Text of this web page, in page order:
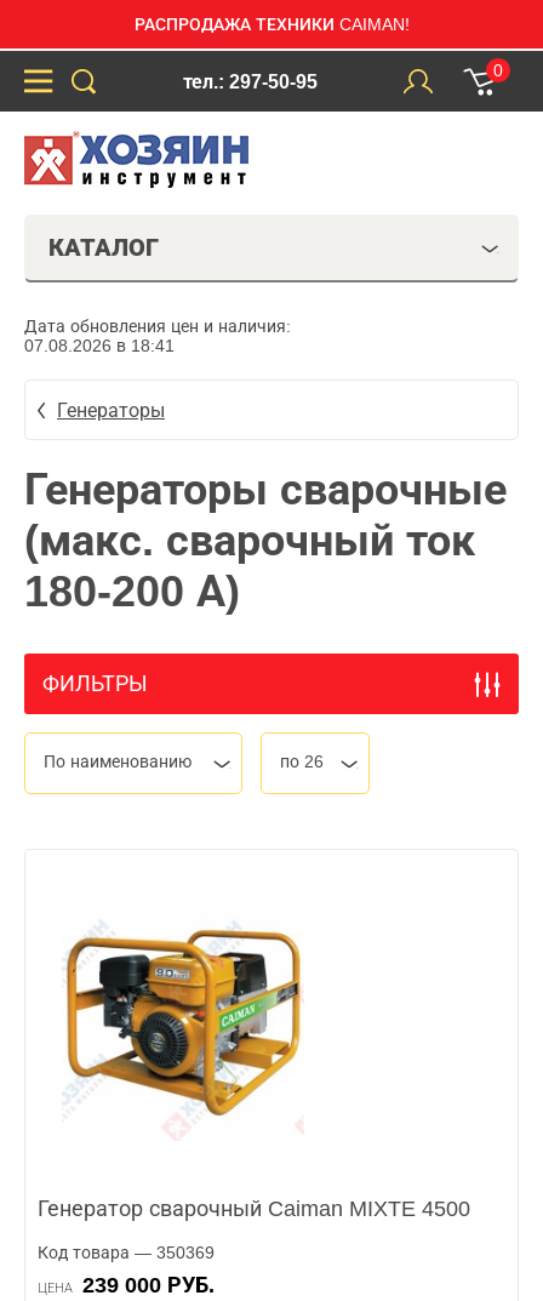
РАСПРОДАЖА ТЕХНИКИ CAIMAN!
тел.: 297-50-95
0
КАТАЛОГ
Дата обновления цен и наличия:
07.08.2026 в 18:41
Генераторы
Генераторы сварочные
(макс. сварочный ток
180-200 А)
ФИЛЬТРЫ
По наименованию по 26
Генератор сварочный Caiman MIXTE 4500
Код товара — 350369
ЦЕНА
239 000 РУБ.